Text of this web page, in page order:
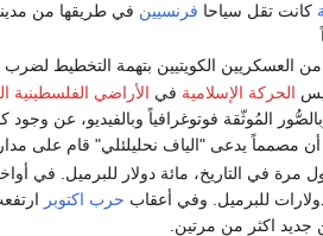
كانت تقل سياحا فرنسيين في طريقها من
العسكريين الكويتيين بتهمة التخطيط لضرب
الحركة الإسلامية في الأراضي الفلسطينية
المُوثّقة فوتوغرافياً وبالفيديو، عن
مصمماً يدعى "الياف نحليلئلي" قام على
مرة في التاريخ، مائة دولار للبرميل. في
للبرميل. وفي أعقاب حرب اكتوبر
جديد اكثر من مرتين.